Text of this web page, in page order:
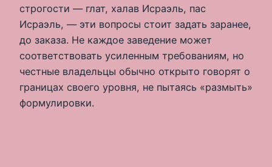
строгости — глат, халав Исраэль, пас
Исраэль, — эти вопросы стоит задать заранее,
до заказа. Не каждое заведение может
соответствовать усиленным требованиям, но
честные владельцы обычно открыто говорят о
границах своего уровня, не пытаясь «размыть»
формулировки.